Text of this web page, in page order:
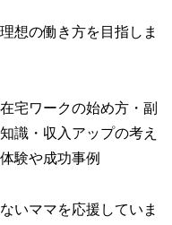
想の働き方を目指しま
宅ワークの始め方・副
識・収入アップの考え
験や成功事例
いママを応援していま